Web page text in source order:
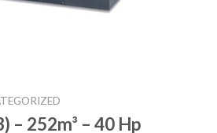
– 252m³ – 40 Hp